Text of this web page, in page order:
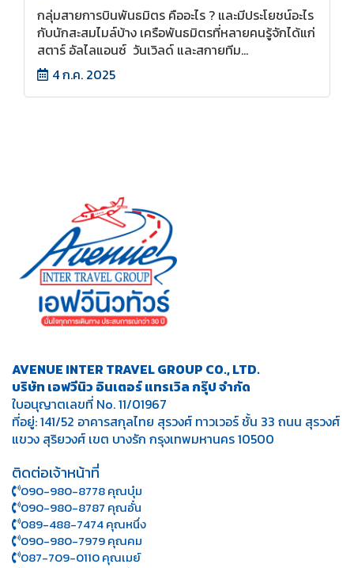
กลุ่มสายการบินพันธมิตร คืออะไร ? และมีประโยชน์อะไร
กับนักสะสมไมล์บ้าง เครือพันธมิตรที่หลายคนรู้จักได้แก่
สตาร์ อัลไลแอนซ์ วันเวิลด์ และสกายทีม...
4 ก.ค. 2025
AVENUE INTER TRAVEL GROUP CO., LTD.
บริษัท เอฟวีนิว อินเตอร์ แทรเวิล กรุ๊ป จำกัด
ใบอนุญาตเลขที่ No. 11/01967
ที่อยู่: 141/52 อาคารสกุลไทย สุรวงศ์ ทาวเวอร์ ชั้น 33 ถนน สุรวงศ์
แขวง สุริยวงศ์ เขต บางรัก กรุงเทพมหานคร 10500
ติดต่อเจ้าหน้าที่
090-980-8778 คุณบุ๋ม
090-980-8787 คุณอั๋น
089-488-7474 คุณหนึ่ง
090-980-7979 คุณคม
087-709-0110 คุณเมย์